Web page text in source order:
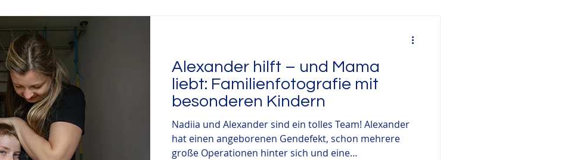
Alexander hilft – und Mama
liebt: Familienfotografie mit
besonderen Kindern
Nadiia und Alexander sind ein tolles Team! Alexander
hat einen angeborenen Gendefekt, schon mehrere
große Operationen hinter sich und eine